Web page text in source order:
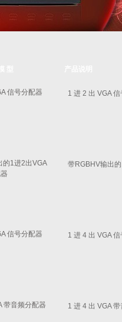
1 进 2 出 VGA
带RGBHV输出
1 进 4 出 VGA
1 进 4 出 VGA